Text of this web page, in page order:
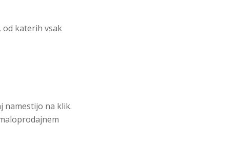
od katerih vsak
namestijo na klik.